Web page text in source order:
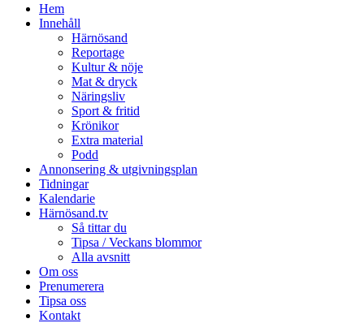
Hem
Innehåll
Härnösand
Reportage
Kultur & nöje
Mat & dryck
Näringsliv
Sport & fritid
Krönikor
Extra material
Podd
Annonsering & utgivningsplan
Tidningar
Kalendarie
Härnösand.tv
Så tittar du
Tipsa / Veckans blommor
Alla avsnitt
Om oss
Prenumerera
Tipsa oss
Kontakt